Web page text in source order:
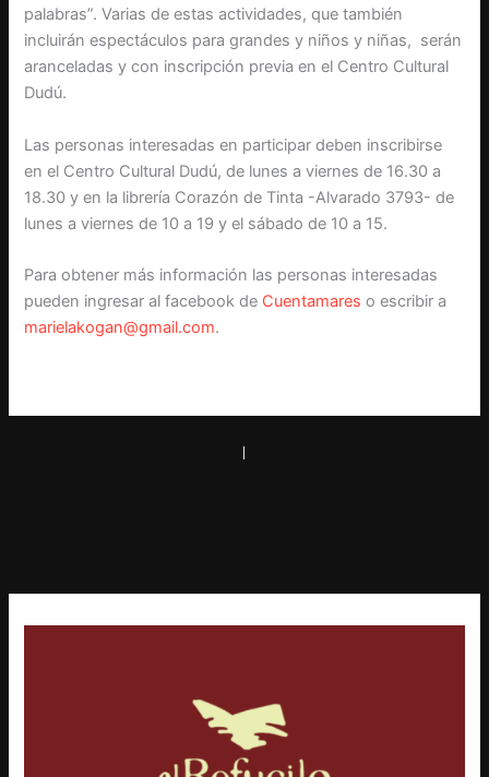
palabras”. Varias de estas actividades, que también
incluirán espectáculos para grandes y niños y niñas, serán
aranceladas y con inscripción previa en el Centro Cultural
Dudú.
Las personas interesadas en participar deben inscribirse
en el Centro Cultural Dudú, de lunes a viernes de 16.30 a
18.30 y en la librería Corazón de Tinta -Alvarado 3793- de
lunes a viernes de 10 a 19 y el sábado de 10 a 15.
Para obtener más información las personas interesadas
pueden ingresar al facebook de Cuentamares o escribir a
marielakogan@gmail.com.